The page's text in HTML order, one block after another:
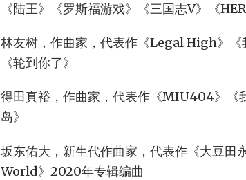
《陆王》《罗斯福游戏》《三国志V》《
林友树，作曲家，代表作《Legal High》《
《轮到你了》
得田真裕，作曲家，代表作《MIU404》《
岛》
坂东佑大，新生代作曲家，代表作《大豆
World》2020年专辑编曲